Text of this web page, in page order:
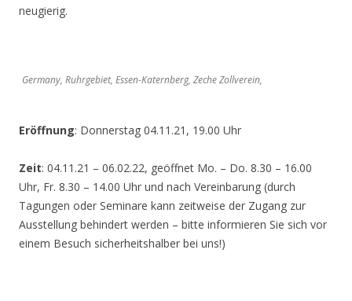
neugierig.
Germany, Ruhrgebiet, Essen-Katernberg, Zeche Zollverein,
Eröffnung: Donnerstag 04.11.21, 19.00 Uhr
Zeit: 04.11.21 – 06.02.22, geöffnet Mo. – Do. 8.30 – 16.00
Uhr, Fr. 8.30 – 14.00 Uhr und nach Vereinbarung (durch
Tagungen oder Seminare kann zeitweise der Zugang zur
Ausstellung behindert werden – bitte informieren Sie sich vor
einem Besuch sicherheitshalber bei uns!)